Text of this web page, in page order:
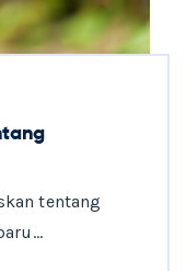
tentang